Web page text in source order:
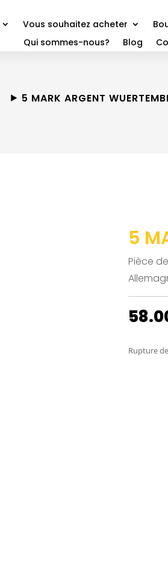
Vous souhaitez acheter
Qui sommes-nous?
Blog
⯈ 5 MARK ARGENT
5
Pièce
Rupture